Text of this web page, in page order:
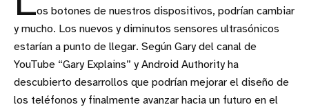
os botones de nuestros dispositivos, podrían cambiar
y mucho. Los nuevos y diminutos sensores ultrasónicos
estarían a punto de llegar. Según Gary del canal de
YouTube “Gary Explains” y Android Authority ha
descubierto desarrollos que podrían mejorar el diseño de
los teléfonos y finalmente avanzar hacia un futuro en el